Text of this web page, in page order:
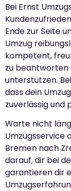
Bei Ernst
Ende zur Seite
Umzug
kompetent,
zu beantworten
unterstützen.
dass dein
zuverlässig und
Warte nicht
Umzugsservice
Bremen nach
darauf, dir bei
garantieren dir